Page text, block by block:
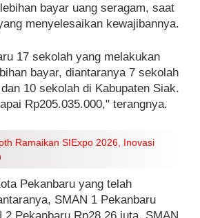
bayar uang seragam, saat
menyelesaikan kewajibannya.
17 sekolah yang melakukan
bayar, diantaranya 7 sekolah
10 sekolah di Kabupaten Siak.
Rp205.035.000," terangnya.
Ramaikan SIExpo 2026, Inovasi
Pekanbaru yang telah
SMAN 1 Pekanbaru